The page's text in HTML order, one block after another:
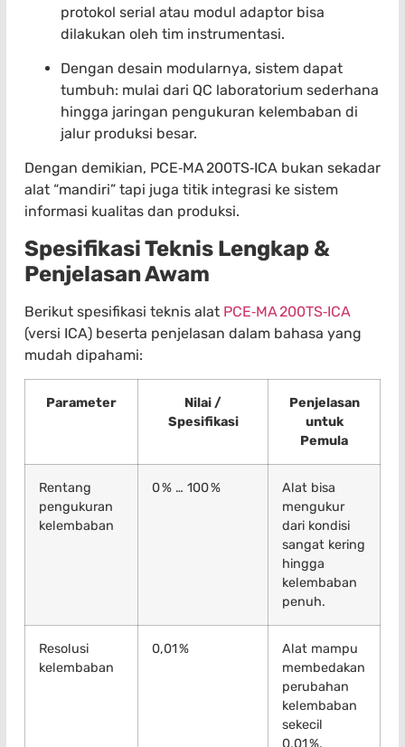
protokol serial atau modul adaptor bisa
dilakukan oleh tim instrumentasi.
Dengan desain modularnya, sistem dapat
tumbuh: mulai dari QC laboratorium sederhana
hingga jaringan pengukuran kelembaban di
jalur produksi besar.
Dengan demikian, PCE‑MA 200TS‑ICA bukan sekadar
alat “mandiri” tapi juga titik integrasi ke sistem
informasi kualitas dan produksi.
Spesifikasi Teknis Lengkap &
Penjelasan Awam
Berikut spesifikasi teknis alat PCE‑MA 200TS‑ICA
(versi ICA) beserta penjelasan dalam bahasa yang
mudah dipahami:
Parameter
Nilai /
Spesifikasi
Penjelasan
untuk
Pemula
Rentang
pengukuran
kelembaban
0 % … 100 %
Alat bisa
mengukur
dari kondisi
sangat kering
hingga
kelembaban
penuh.
Resolusi
kelembaban
0,01 %
Alat mampu
membedakan
perubahan
kelembaban
sekecil
0,01 %.